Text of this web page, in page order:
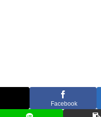
Facebook